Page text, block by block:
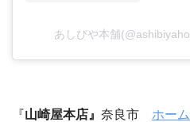
あしびや本舗
『山崎屋本店』 奈良市 ホー